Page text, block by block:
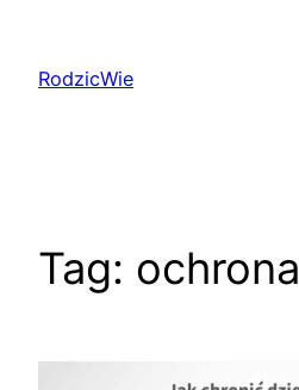
treściRodzicWie
Tag: ochrona